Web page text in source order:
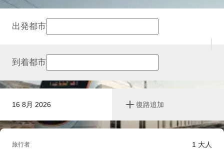
16 8月 2026 復路追加
出発都市
到着都市
旅行者 1 大人